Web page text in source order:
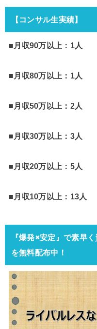
【コンサル生実績】
■月収90万以上：1人
■月収80万以上：1人
■月収50万以上：2人
■月収30万以上：3人
■月収20万以上：5人
■月収10万以上：13人
『爆発×安定』で素早
を無料配布中！